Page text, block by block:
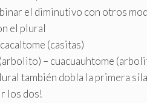
el diminutivo con otros
el plural
(casitas)
– cuacuauhtome
también dobla la primera
los dos!